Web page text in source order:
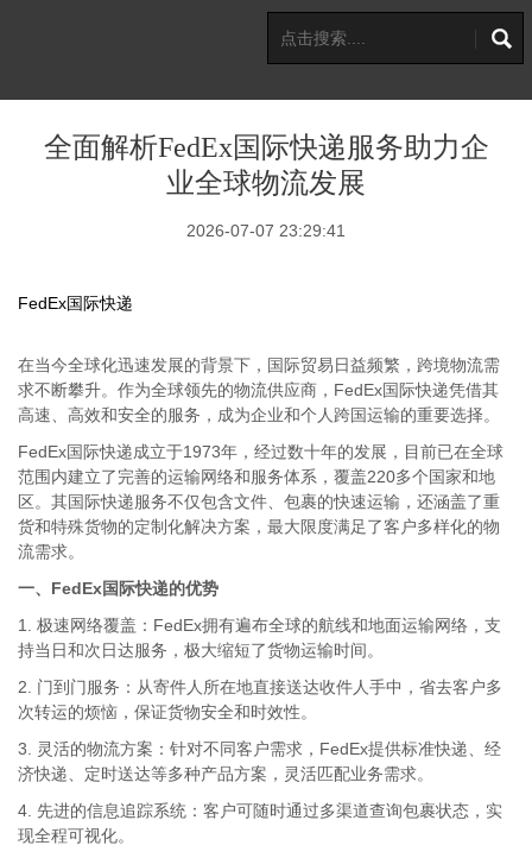
全面解析FedEx国际快递服务助力企
业全球物流发展
2026-07-07 23:29:41
FedEx国际快递
在当今全球化迅速发展的背景下，国际贸易日益频繁，跨境物流需
求不断攀升。作为全球领先的物流供应商，FedEx国际快递凭借其
高速、高效和安全的服务，成为企业和个人跨国运输的重要选择。
FedEx国际快递成立于1973年，经过数十年的发展，目前已在全球
范围内建立了完善的运输网络和服务体系，覆盖220多个国家和地
区。其国际快递服务不仅包含文件、包裹的快速运输，还涵盖了重
货和特殊货物的定制化解决方案，最大限度满足了客户多样化的物
流需求。
一、FedEx国际快递的优势
1. 极速网络覆盖：FedEx拥有遍布全球的航线和地面运输网络，支
持当日和次日达服务，极大缩短了货物运输时间。
2. 门到门服务：从寄件人所在地直接送达收件人手中，省去客户多
次转运的烦恼，保证货物安全和时效性。
3. 灵活的物流方案：针对不同客户需求，FedEx提供标准快递、经
济快递、定时送达等多种产品方案，灵活匹配业务需求。
4. 先进的信息追踪系统：客户可随时通过多渠道查询包裹状态，实
现全程可视化。